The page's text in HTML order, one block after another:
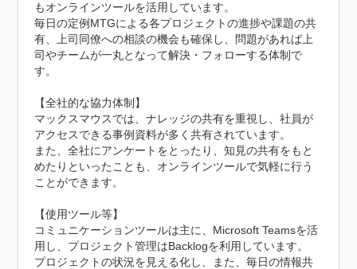
もオンラインツールを活用しています。
毎日の定例MTGによる各プロジェクトの進捗や課題の共
有、上司同僚への相談の機会も確保し、問題があれば上
司やチームが一丸となって解決・フォローする体制で
す。
【全社的な協力体制】
マックスマウスでは、ナレッジの共有を重視し、社員が
アクセスできる事例資料が多く共有されています。
また、全社にアンケートをとったり、知見の共有をもと
めたりといったことも、オンラインツールで気軽に行う
ことができます。
【使用ツール等】
コミュニケーションツールは主に、Microsoft Teamsを活
用し、プロジェクト管理はBacklogを利用しています。
プロジェクトの状況を見える化し、また、毎日の情報共